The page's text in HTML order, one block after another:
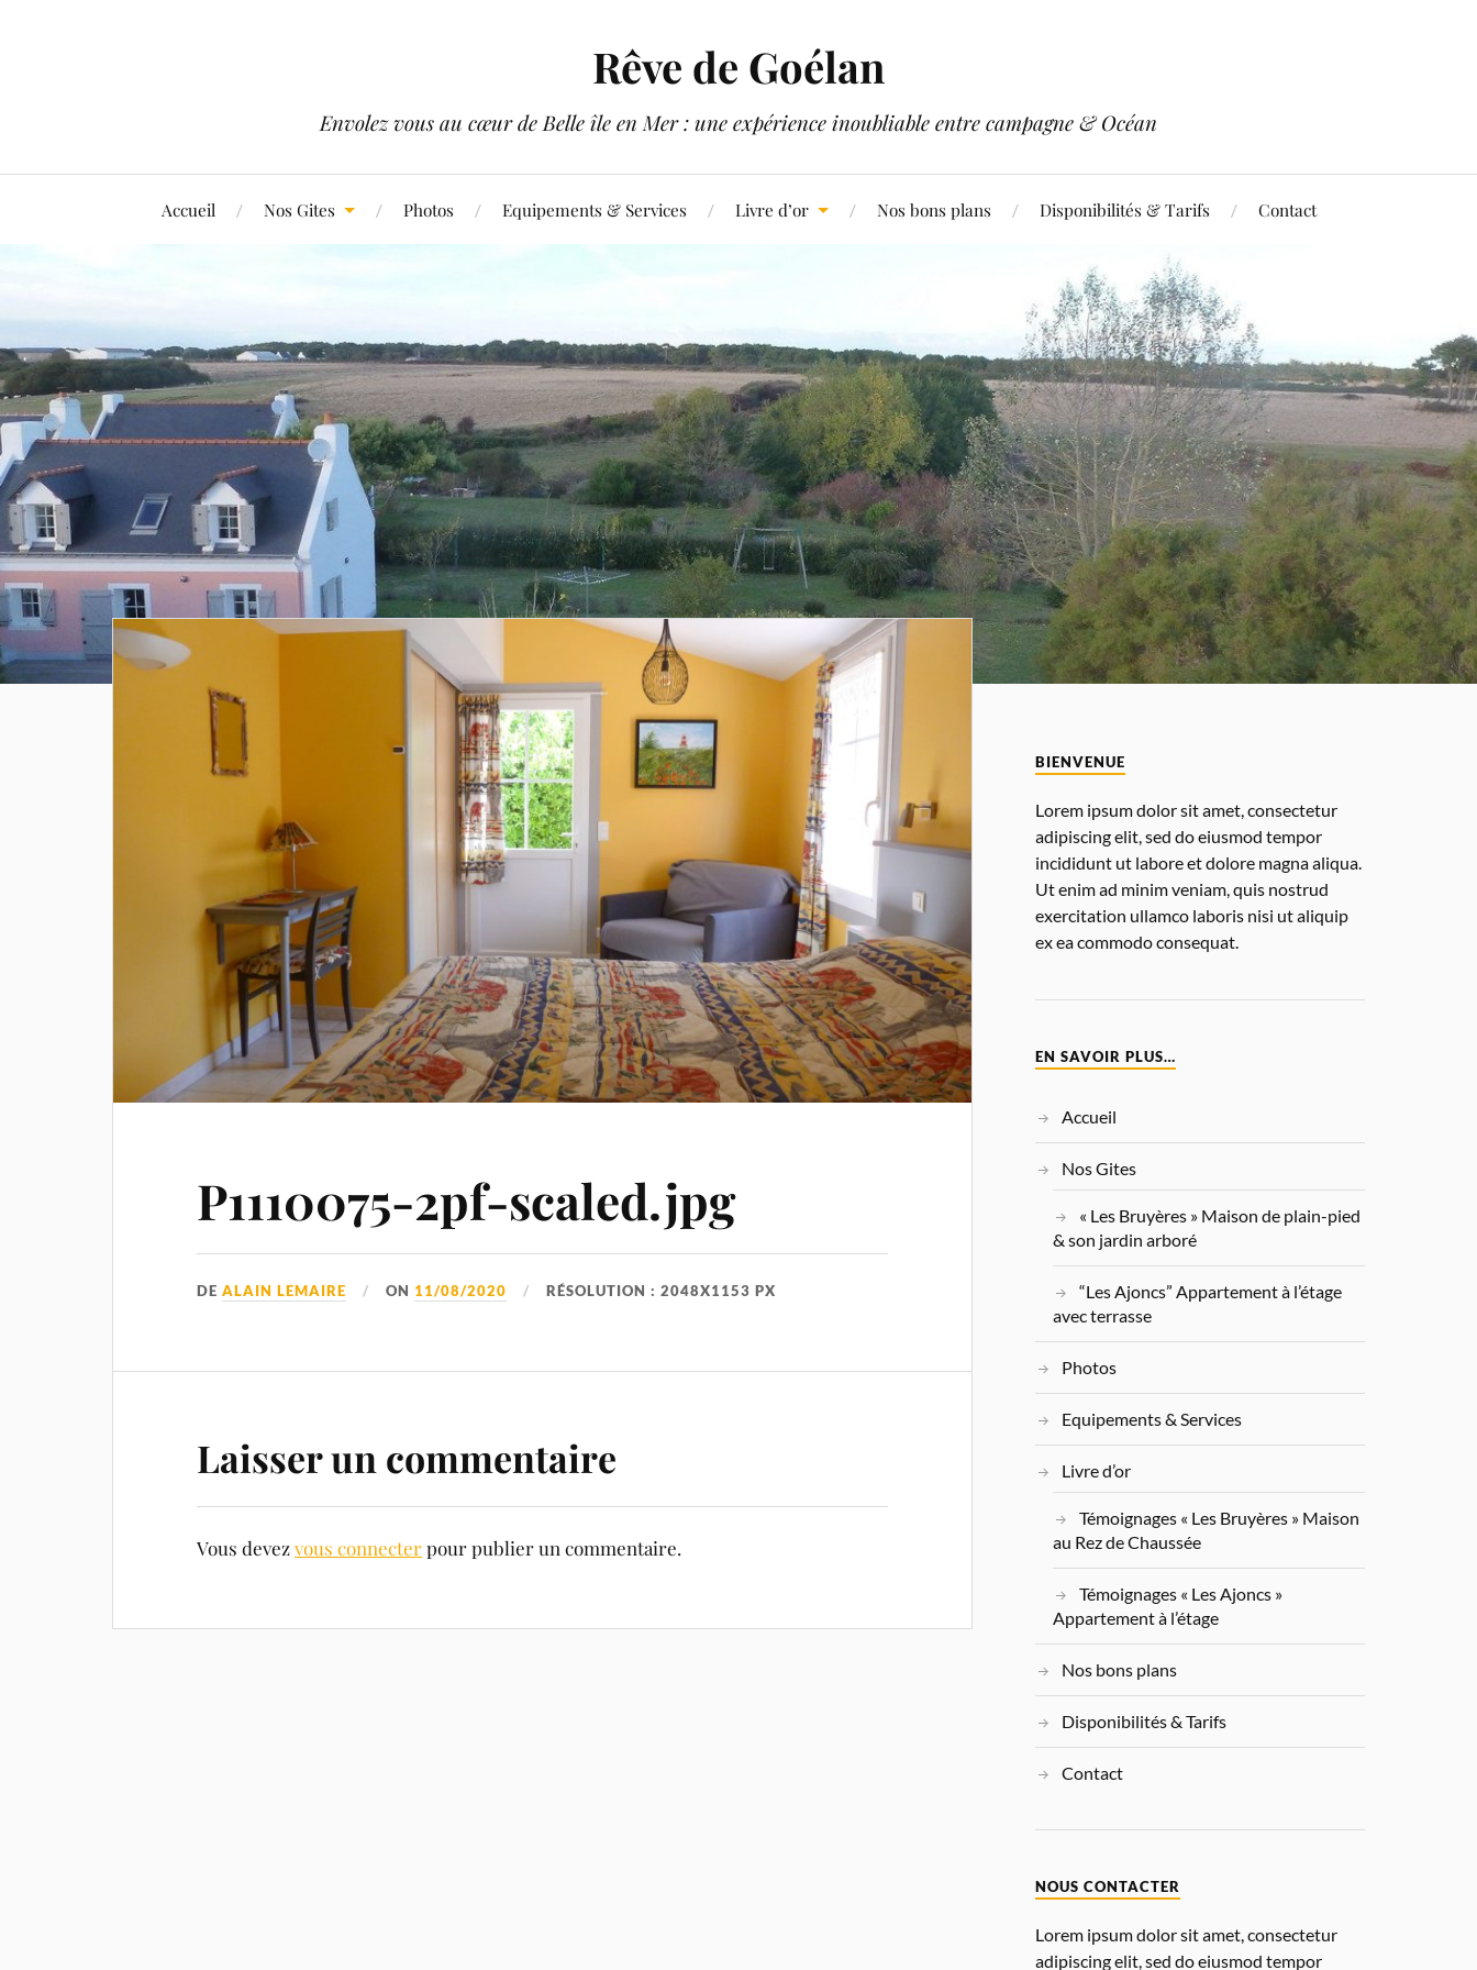
Rêve de Goélan
Envolez vous au cœur de Belle île en Mer : une expérience inoubliable entre campagne & Océan
Accueil Nos Gites Photos Equipements & Services Livre d’or Nos bons plans Disponibilités & Tarifs Contact
P1110075-2pf-scaled.jpg
DEALAIN LEMAIRE ON 11/08/2020 RÉSOLUTION : 2048X1153 PX
Laisser un commentaire
Vous devezvous connecterpour publier un commentaire.
BIENVENUE
Lorem ipsum dolor sit amet, consectetur
adipiscing elit, sed do eiusmod tempor
incididunt ut labore et dolore magna aliqua.
Ut enim ad minim veniam, quis nostrud
exercitation ullamco laboris nisi ut aliquip
ex ea commodo consequat.
EN SAVOIR PLUS…
Accueil
Nos Gites
« Les Bruyères » Maison de plain-pied
& son jardin arboré
“Les Ajoncs” Appartement à l’étage
avec terrasse
Photos
Equipements & Services
Livre d’or
Témoignages « Les Bruyères » Maison
au Rez de Chaussée
Témoignages « Les Ajoncs »
Appartement à l’étage
Nos bons plans
Disponibilités & Tarifs
Contact
NOUS CONTACTER
Lorem ipsum dolor sit amet, consectetur
adipiscing elit, sed do eiusmod tempor